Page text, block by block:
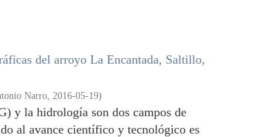
del arroyo La Encantada, Saltillo,
Narro, 2016-05-19)
y la hidrología son dos campos de
al avance científico y tecnológico es